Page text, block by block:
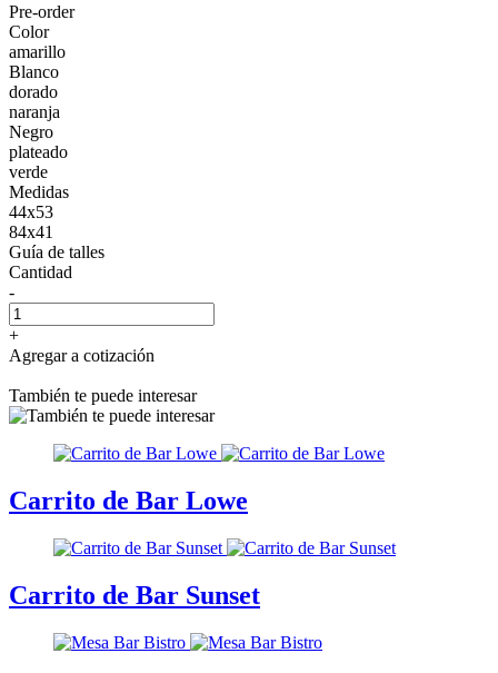
Pre-order
Color
amarillo
Blanco
dorado
naranja
Negro
plateado
verde
Medidas
44x53
84x41
Guía de talles
Cantidad
-
+
Agregar a cotización
También te puede interesar
Carrito de Bar Lowe
Carrito de Bar Sunset